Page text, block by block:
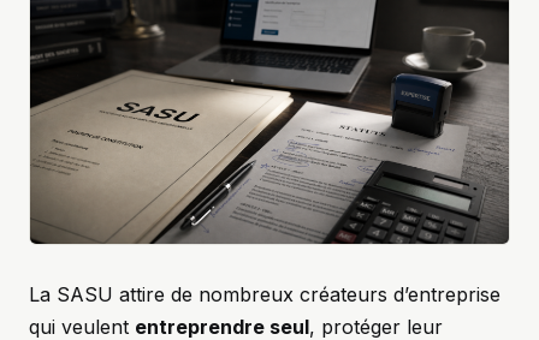
La SASU attire de nombreux créateurs d’entreprise
qui veulent entreprendre seul, protéger leur